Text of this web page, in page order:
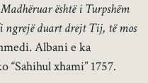
është i Turpshëm
duart drejt Tij, të mos
Albani e ka
“Sahihul xhami” 1757.